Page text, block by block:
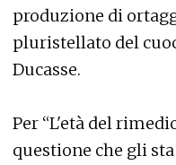
produzione di
pluristellato del
Ducasse.
Per “L'età del
questione che gli